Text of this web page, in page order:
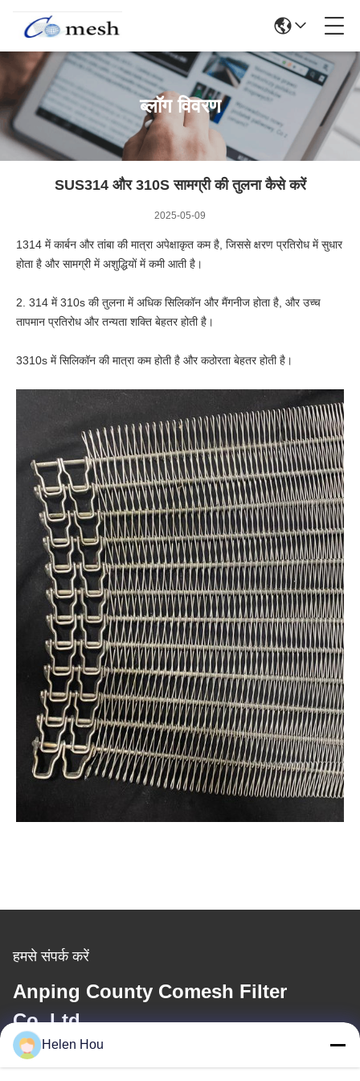
ब्लॉग विवरण
SUS314 और 310S सामग्री की तुलना कैसे करें
2025-05-09
1314 में कार्बन और तांबा की मात्रा अपेक्षाकृत कम है, जिससे क्षरण प्रतिरोध में सुधार
होता है और सामग्री में अशुद्धियों में कमी आती है।
2. 314 में 310s की तुलना में अधिक सिलिकॉन और मैंगनीज होता है, और उच्च
तापमान प्रतिरोध और तन्यता शक्ति बेहतर होती है।
3310s में सिलिकॉन की मात्रा कम होती है और कठोरता बेहतर होती है।
हमसे संपर्क करें
Anping County Comesh Filter
Co.,Ltd
ईमेल
Helen Hou